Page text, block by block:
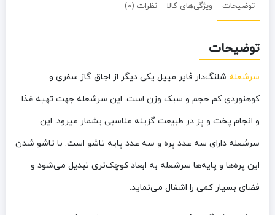
توضیحات ویژگی‌های کالا نظرات (0)
توضیحات
سرشعله شلنگ‌دار فایر میپل یکی دیگر از اجاق گاز سفری و
کوهنوردی کم حجم و سبک وزن است. این سرشعله جهت تهیه غذا
و انجام پخت و پز در طبیعت گزینه مناسبی بشمار میرود. این
سرشعله دارای سه عدد پره و سه عدد پایه تاشو است. با تاشو شدن
این پره‌ها و پایه‌ها سرشعله به ابعاد کوچک‌تری تبدیل می‌شود و
فضای بسیار کمی را اشغال می‌نماید.